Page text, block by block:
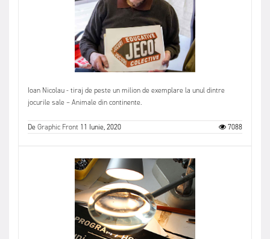
Ioan Nicolau - tiraj de peste un milion de exemplare la unul dintre
jocurile sale – Animale din continente.
DeGraphic Front 11 Iunie, 2020 7088